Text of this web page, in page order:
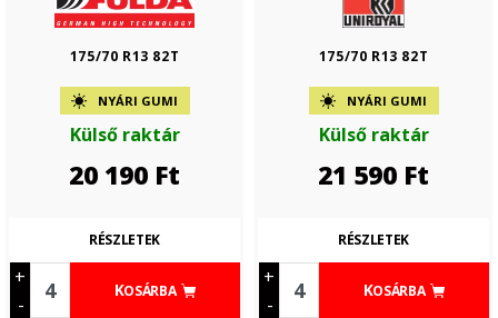
175/70 R13 82T
NYÁRI GUMI
Külső raktár
20 190 Ft
+
-
KOSÁRBA
RÉSZLETEK
175/70 R13 82T
NYÁRI GUMI
Külső raktár
21 590 Ft
+
-
KOSÁRBA
RÉSZLETEK